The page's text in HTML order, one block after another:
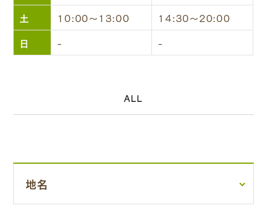
土
10:00～13:00
14:30～20:00
日
- -
ALL
地名